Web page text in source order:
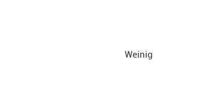
Weinig